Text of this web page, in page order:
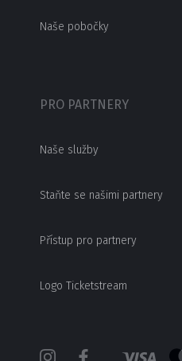
Naše pobočky
PRO PARTNERY
Naše služby
Staňte se našimi partnery
Přístup pro partnery
Logo Ticketstream